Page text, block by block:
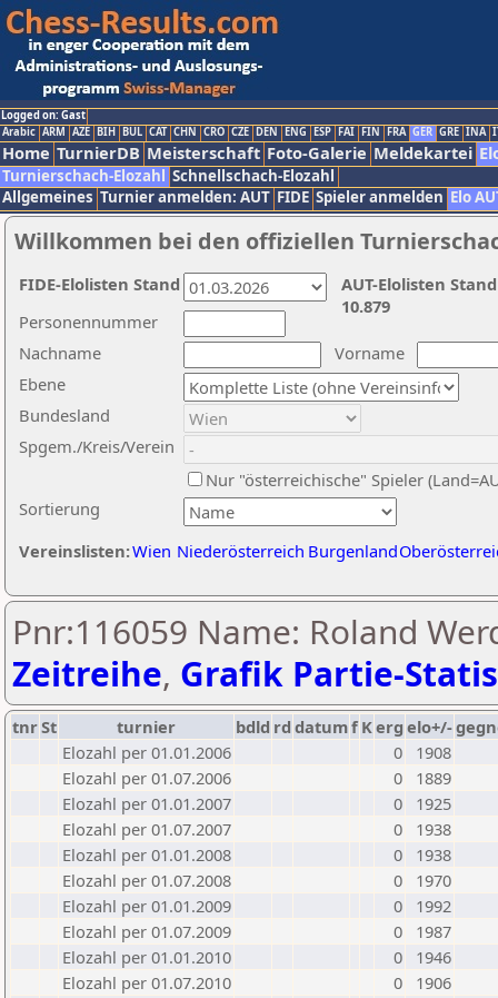
Logged on: Gast
Arabic ARM AZE BIH BUL CAT CHN CRO CZE DEN ENG ESP FAI FIN FRA GER GRE INA
Home TurnierDB Meisterschaft Foto-Galerie Meldekartei
Turnierschach-Elozahl Schnellschach-Elozahl
Allgemeines Turnier anmelden: AUT FIDE Spieler anmelden Elo
Willkommen bei den offiziellen
Nachname
Vorname
Ebene
Sortierung
Personennummer
Bundesland
Spgem./Kreis/Verein
Nur "österreichische" Spieler
Vereinslisten:Wien Niederösterreich Burgenland
AUT-Elolisten
10.879
FIDE-Elolisten Stand
Pnr:116059 Name: Roland
Zeitreihe, Grafik Partie-
tnrSt turnier bdld rd datumf Kerg elo+/-
Elozahl per 01.01.2006
0
1908
Elozahl per 01.07.2006
0
1889
Elozahl per 01.01.2007
0
1925
Elozahl per 01.07.2007
0
1938
Elozahl per 01.01.2008
0
1938
Elozahl per 01.07.2008
0
1970
Elozahl per 01.01.2009
0
1992
Elozahl per 01.07.2009
0
1987
Elozahl per 01.01.2010
0
1946
Elozahl per 01.07.2010
0
1906